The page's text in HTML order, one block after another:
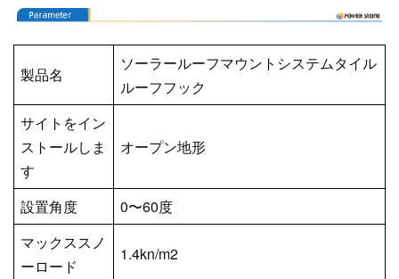
製品名
ソーラールーフマウントシステムタイル
ルーフフック
サイトをイン
ストールしま
す
オープン地形
設置角度
0〜60度
マックススノ
ーロード
1.4kn/m2